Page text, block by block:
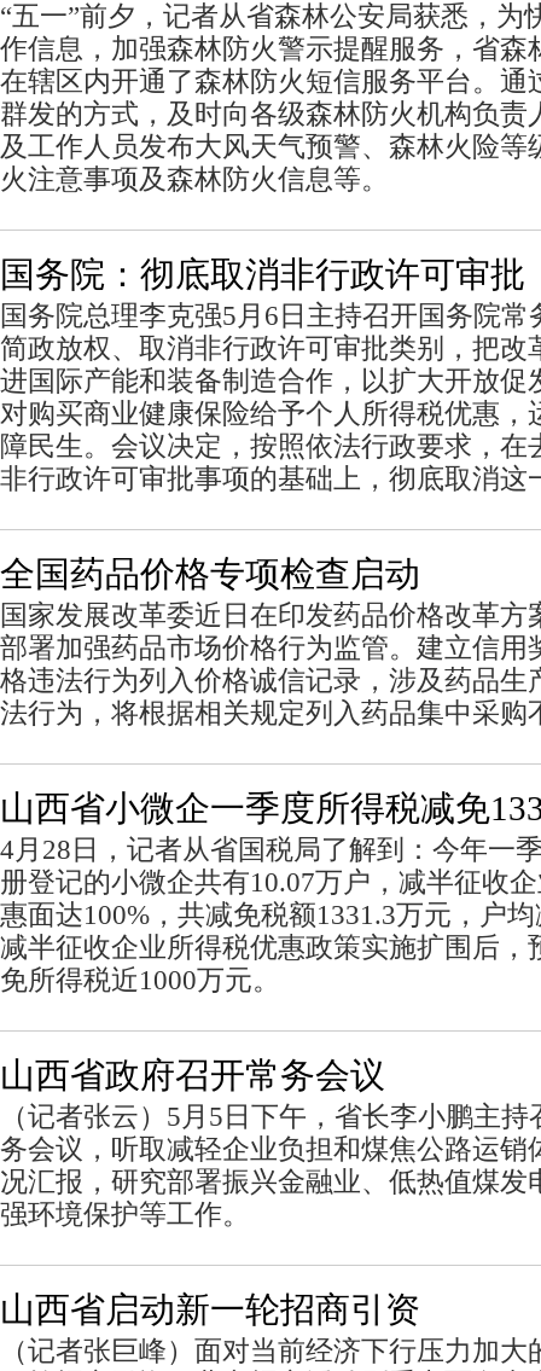
“五一”前夕，记者从省森林公安局获悉，为
作信息，加强森林防火警示提醒服务，省森
在辖区内开通了森林防火短信服务平台。通
群发的方式，及时向各级森林防火机构负责
及工作人员发布大风天气预警、森林火险等
火注意事项及森林防火信息等。
国务院：彻底取消非行政许可审批
国务院总理李克强5月6日主持召开国务院
简政放权、取消非行政许可审批类别，把改
进国际产能和装备制造合作，以扩大开放促
对购买商业健康保险给予个人所得税优惠，
障民生。会议决定，按照依法行政要求，在
非行政许可审批事项的基础上，彻底取消这
全国药品价格专项检查启动
国家发展改革委近日在印发药品价格改革方
部署加强药品市场价格行为监管。建立信用
格违法行为列入价格诚信记录，涉及药品生
法行为，将根据相关规定列入药品集中采购
山西省小微企一季度所得税减免
4月28日，记者从省国税局了解到：今年一
册登记的小微企共有10.07万户，减半征收
惠面达100%，共减免税额1331.3万元，户
减半征收企业所得税优惠政策实施扩围后，
免所得税近1000万元。
山西省政府召开常务会议
（记者张云）5月5日下午，省长李小鹏主
务会议，听取减轻企业负担和煤焦公路运销
况汇报，研究部署振兴金融业、低热值煤发
强环境保护等工作。
山西省启动新一轮招商引资
（记者张巨峰）面对当前经济下行压力加